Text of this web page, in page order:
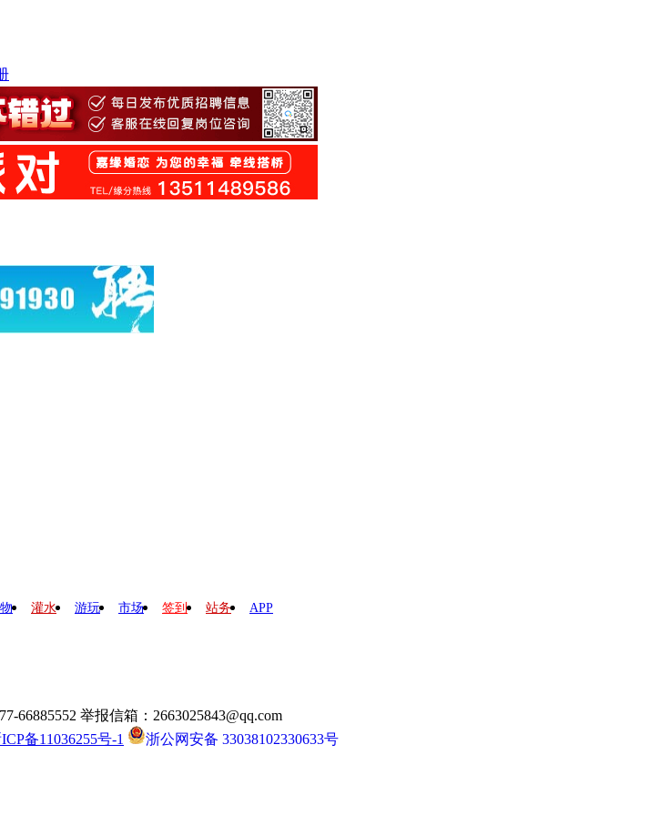
灌水 游玩 市场 签到 站务 APP
66885552 举报信箱：2663025843@qq.com
备11036255号-1 浙公网安备 33038102330633号